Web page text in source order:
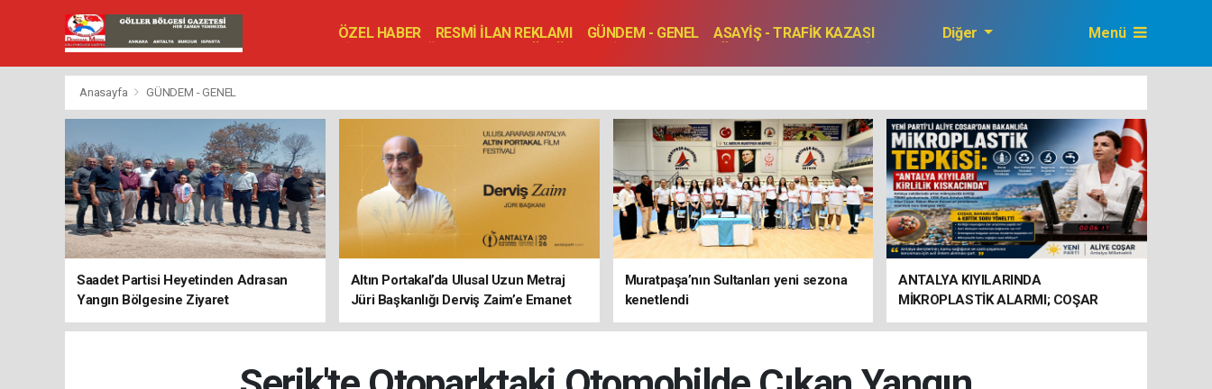
ÖZEL HABER RESMİ İLAN REKLAMI GÜNDEM - GENEL
ASAYİŞ - TRAFİK KAZASI
VEFAT EDENLER
TOPLANTI - DÜĞÜN
Diğer Menü
Anasayfa GÜNDEM - GENEL
Saadet Partisi Heyetinden Adrasan
Yangın Bölgesine Ziyaret
Altın Portakal’da Ulusal Uzun Metraj
Jüri Başkanlığı Derviş Zaim’e Emanet
Muratpaşa’nın Sultanları yeni sezona
kenetlendi
ANTALYA KIYILARINDA
MİKROPLASTİK ALARMI; COŞAR
BAKANLIĞA HAREKETE GEÇİN